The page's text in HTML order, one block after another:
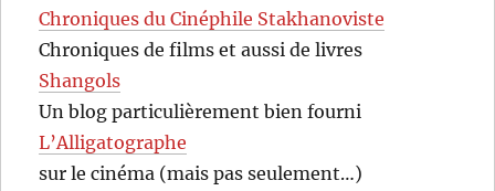
Chroniques du Cinéphile Stakhanoviste
Chroniques de films et aussi de livres
Shangols
Un blog particulièrement bien fourni
L’Alligatographe
sur le cinéma (mais pas seulement…)